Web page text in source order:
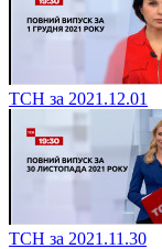
ТСН за 2021.12.01
ТСН за 2021.11.30